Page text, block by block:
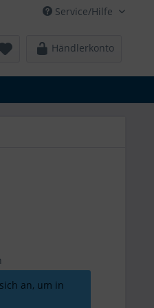
Service/Hilfe
Händlerkonto
an, um in